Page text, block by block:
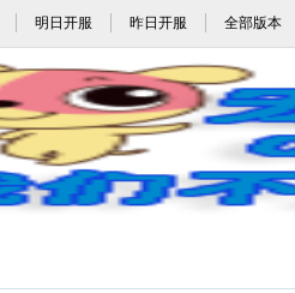
明日开服 昨日开服 全部版本